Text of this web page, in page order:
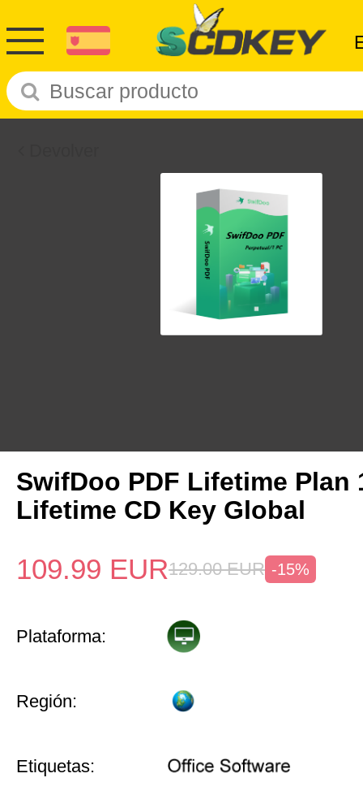
SwifDoo PDF Lifetime Plan
Lifetime CD Key Global
109.99 EUR129.00 EUR -15%
Plataforma:
Región:
Etiquetas: